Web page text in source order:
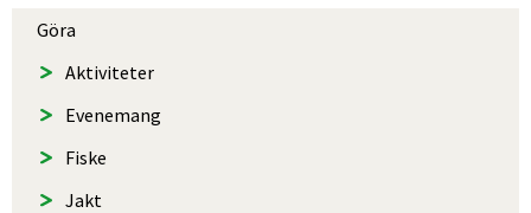
Göra
Aktiviteter
Evenemang
Fiske
Jakt